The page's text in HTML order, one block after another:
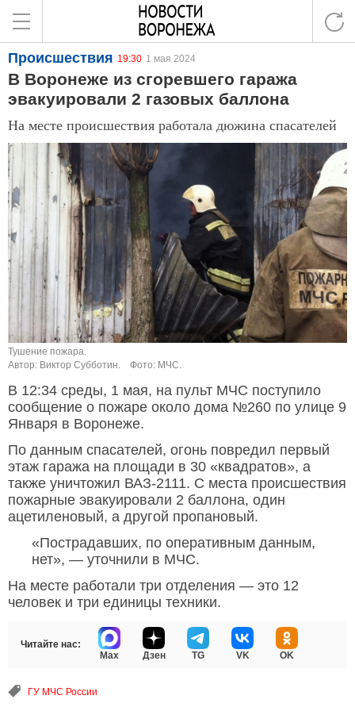
Происшествия 19:30 1 мая 2024
В Воронеже из сгоревшего гаража
эвакуировали 2 газовых баллона
На месте происшествия работала дюжина спасателей
Тушение пожара.
Автор: Виктор Субботин.
Фото: МЧС.
В 12:34 среды, 1 мая, на пульт МЧС поступило
сообщение о пожаре около дома №260 по улице 9
Января в Воронеже.
По данным спасателей, огонь повредил первый
этаж гаража на площади в 30 «квадратов», а
также уничтожил ВАЗ-2111. С места происшествия
пожарные эвакуировали 2 баллона, один
ацетиленовый, а другой пропановый.
«Пострадавших, по оперативным данным,
нет», — уточнили в МЧС.
На месте работали три отделения — это 12
человек и три единицы техники.
Читайте нас:
Max
Дзен TG VK OK
ГУ МЧС России